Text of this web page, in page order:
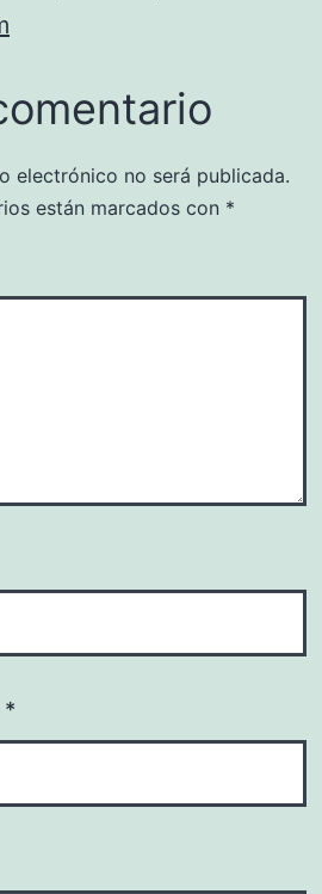
electrónico no será publicada.
están marcados con *
*